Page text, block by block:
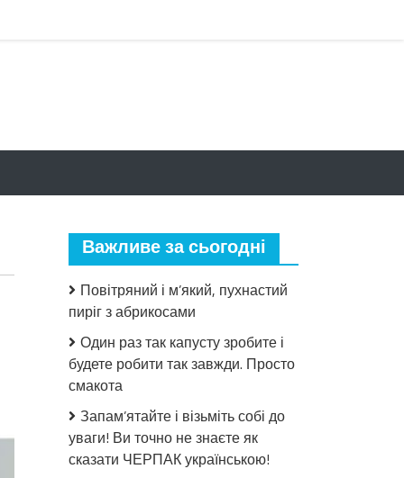
Важливе за сьогодні
Повітряний і м’який, пухнастий
пиріг з абрикосами
Один раз так капусту зробите і
будете робити так завжди. Просто
смакота
Запам’ятайте і візьміть собі до
уваги! Ви точно не знаєте як
сказати ЧЕРПАК українською!